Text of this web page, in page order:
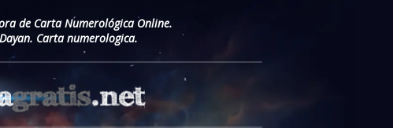
de Carta Numerológica Online.
Carta numerologica.